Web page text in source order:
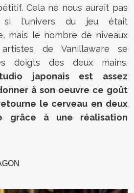
Cela ne nous aurait pas
si l'univers du jeu était
mais le nombre de niveaux
de Vanillaware se
doigts des deux mains.
japonais est assez
à son oeuvre ce goût
le cerveau en deux
grâce à une réalisation